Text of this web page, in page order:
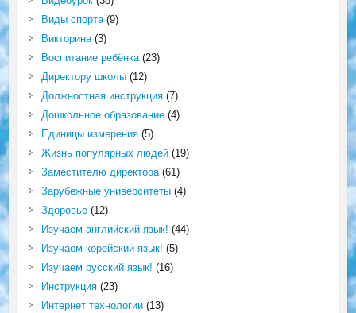
Виды спорта(9)
Викторина(3)
Воспитание ребёнка(23)
Директору школы(12)
Должностная инструкция(7)
Дошкольное образование(4)
Единицы измерения(5)
Жизнь популярных людей(19)
Заместителю директора(61)
Зарубежные университеты(4)
Здоровье(12)
Изучаем английский язык! (44)
Изучаем корейский язык! (5)
Изучаем русский язык! (16)
Инструкция(23)
Интернет технологии(13)